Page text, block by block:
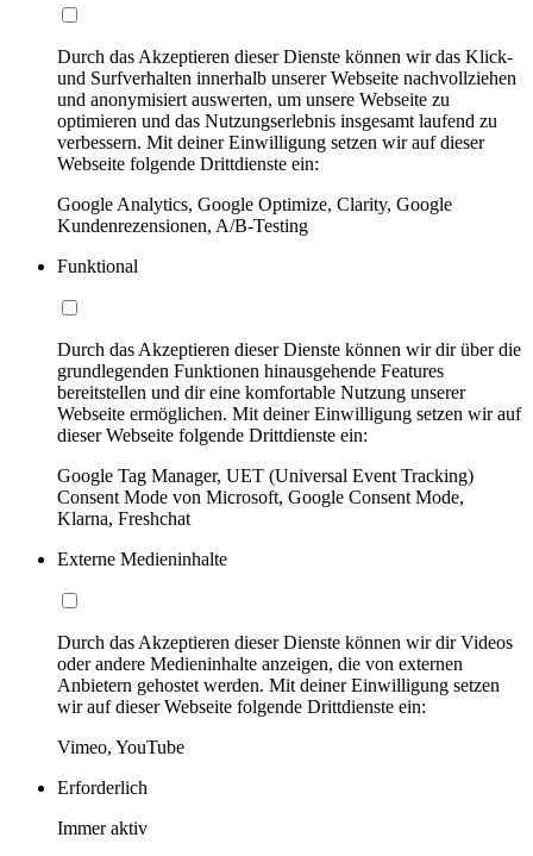
Durch das Akzeptieren dieser Dienste können wir das Klick-
und Surfverhalten innerhalb unserer Webseite nachvollziehen
und anonymisiert auswerten, um unsere Webseite zu
optimieren und das Nutzungserlebnis insgesamt laufend zu
verbessern. Mit deiner Einwilligung setzen wir auf dieser
Webseite folgende Drittdienste ein:
Google Analytics, Google Optimize, Clarity, Google
Kundenrezensionen, A/B-Testing
Funktional
Durch das Akzeptieren dieser Dienste können wir dir über die
grundlegenden Funktionen hinausgehende Features
bereitstellen und dir eine komfortable Nutzung unserer
Webseite ermöglichen. Mit deiner Einwilligung setzen wir auf
dieser Webseite folgende Drittdienste ein:
Google Tag Manager, UET (Universal Event Tracking)
Consent Mode von Microsoft, Google Consent Mode,
Klarna, Freshchat
Externe Medieninhalte
Durch das Akzeptieren dieser Dienste können wir dir Videos
oder andere Medieninhalte anzeigen, die von externen
Anbietern gehostet werden. Mit deiner Einwilligung setzen
wir auf dieser Webseite folgende Drittdienste ein:
Vimeo, YouTube
Erforderlich
Immer aktiv